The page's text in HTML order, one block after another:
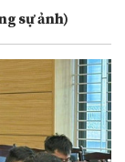
sự ảnh)